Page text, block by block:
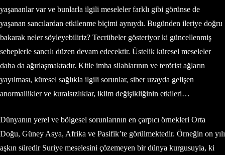
yaşananlar var ve bunlarla ilgili meseleler farklı gibi görünse de
yaşanan sancılardan etkilenme biçimi aynıydı. Bugünden ileriye doğru
bakarak neler söyleyebiliriz? Tecrübeler gösteriyor ki güncellenmiş
sebeplerle sancılı düzen devam edecektir. Üstelik küresel meseleler
daha da ağırlaşmaktadır. Kitle imha silahlarının ve terörist ağların
yayılması, küresel sağlıkla ilgili sorunlar, siber uzayda gelişen
anormallikler ve kuralsızlıklar, iklim değişikliğinin etkileri…
Dünyanın yerel ve bölgesel sorunlarının en çarpıcı örnekleri Orta
Doğu, Güney Asya, Afrika ve Pasifik’te görülmektedir. Örneğin on yılı
aşkın süredir Suriye meselesini çözemeyen bir dünya kurgusuyla, ki